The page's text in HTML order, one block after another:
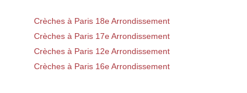
Crèches à Paris 18e Arrondissement
Crèches à Paris 17e Arrondissement
Crèches à Paris 12e Arrondissement
Crèches à Paris 16e Arrondissement